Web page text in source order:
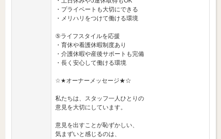
・プライベートも大切にできる
・メリハリをつけて働ける環境
⑤ライフスタイルを応援
・育休や看護休暇制度あり
・介護休暇や産後サポートも完備
・長く安心して働ける環境
☆★オーナーメッセージ★☆
私たちは、スタッフ一人ひとりの
意見を大切にしています。
意見を出すことが恥ずかしい、
気まずいと感じるのは、